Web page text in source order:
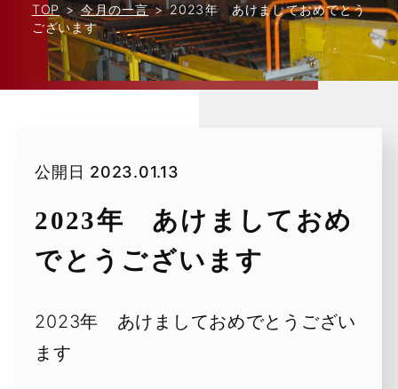
TOP 今月の一言
2023年 あけましておめでとう
ございます
公開日 2023.01.13
2023年 あけましておめ
でとうございます
2023年 あけましておめでとうござい
ます